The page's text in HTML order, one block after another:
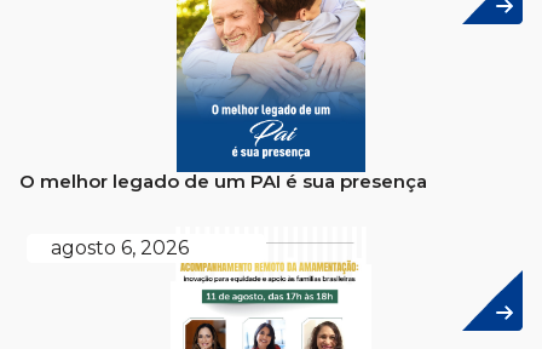
O melhor legado de um PAI é sua presença
agosto 6, 2026